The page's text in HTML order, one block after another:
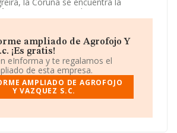
Y Vazquez S.c.
. El CNAE que
- Restaurantes.Agrofojo Y Vazquez
ampliado de Agrofojo Y
¡Es gratis!
eInforma y te regalamos el
de esta empresa.
AMPLIADO DE AGROFOJO
Y VAZQUEZ S.C.